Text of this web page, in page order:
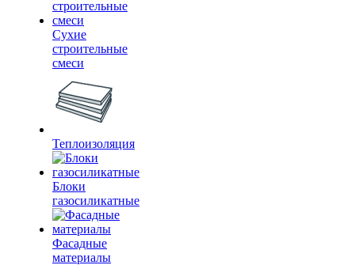
Сухие
строительные
смеси
Теплоизоляция
Блоки
газосиликатные
Фасадные
материалы